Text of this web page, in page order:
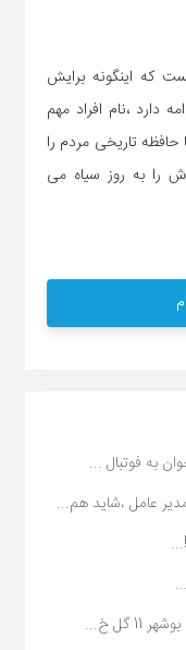
که اینگونه برایش
دارد ،نام افراد مهم
تاریخی مردم را
را به روز سیاه می
به فوتبال ...
عامل ،شاید هم...
گل خ...